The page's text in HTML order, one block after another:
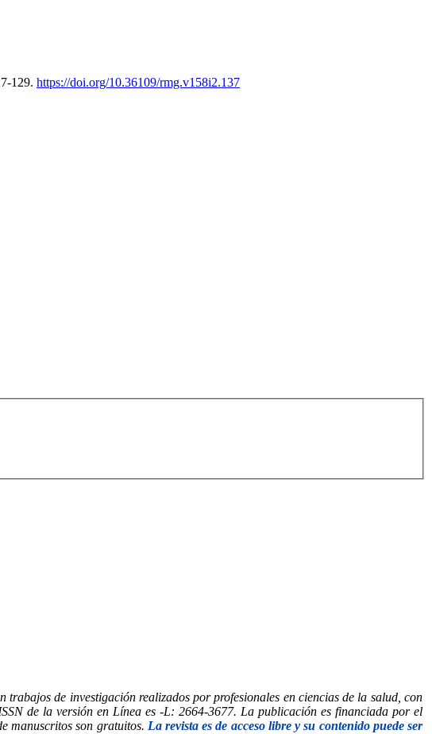
129. https://doi.org/10.36109/rmg.v158i2.137
de investigación realizados por profesionales en ciencias de la salud, con
de la versión en Línea es -L: 2664-3677. La publicación es financiada por el
manuscritos son gratuitos. La revista es de acceso libre y su contenido puede ser